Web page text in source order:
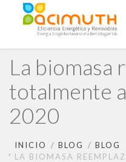
La biomasa
totalmente
2020
INICIO BLOG
BLOG
LA BIOMASA